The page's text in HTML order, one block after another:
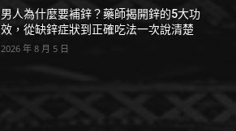
男人為什麼要補鋅？藥師揭開鋅的5大功
效，從缺鋅症狀到正確吃法一次說清楚
2026 年 8 月 5 日